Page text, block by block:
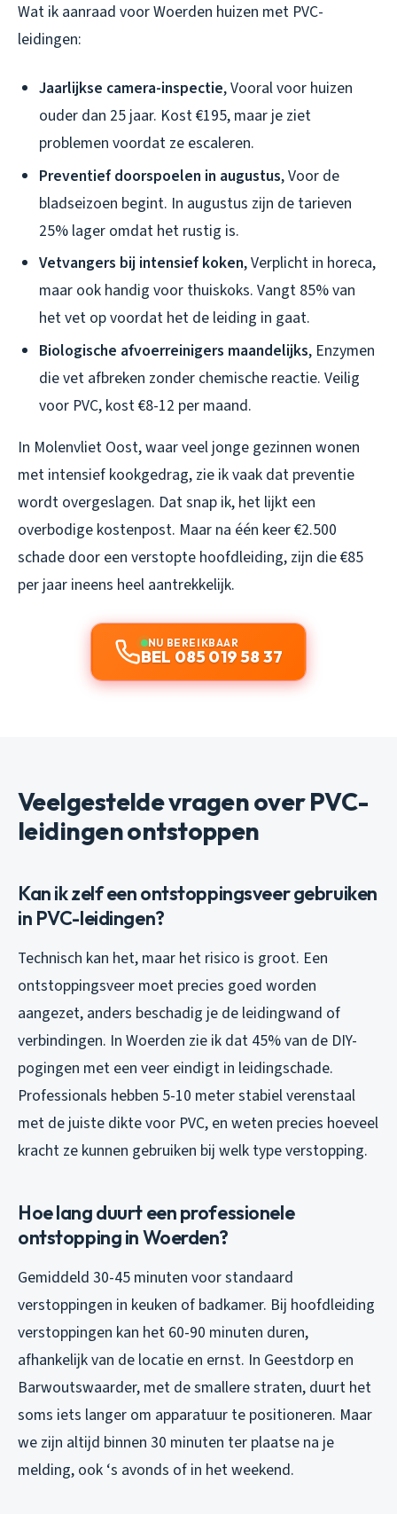
Wat ik aanraad voor Woerden huizen met PVC-
leidingen:
Jaarlijkse camera-inspectie, Vooral voor huizen
ouder dan 25 jaar. Kost €195, maar je ziet
problemen voordat ze escaleren.
Preventief doorspoelen in augustus, Voor de
bladseizoen begint. In augustus zijn de tarieven
25% lager omdat het rustig is.
Vetvangers bij intensief koken, Verplicht in horeca,
maar ook handig voor thuiskoks. Vangt 85% van
het vet op voordat het de leiding in gaat.
Biologische afvoerreinigers maandelijks, Enzymen
die vet afbreken zonder chemische reactie. Veilig
voor PVC, kost €8-12 per maand.
In Molenvliet Oost, waar veel jonge gezinnen wonen
met intensief kookgedrag, zie ik vaak dat preventie
wordt overgeslagen. Dat snap ik, het lijkt een
overbodige kostenpost. Maar na één keer €2.500
schade door een verstopte hoofdleiding, zijn die €85
per jaar ineens heel aantrekkelijk.
NU BEREIKBAAR
BEL 085 019 58 37
Veelgestelde vragen over PVC-
leidingen ontstoppen
Kan ik zelf een ontstoppingsveer gebruiken
in PVC-leidingen?
Technisch kan het, maar het risico is groot. Een
ontstoppingsveer moet precies goed worden
aangezet, anders beschadig je de leidingwand of
verbindingen. In Woerden zie ik dat 45% van de DIY-
pogingen met een veer eindigt in leidingschade.
Professionals hebben 5-10 meter stabiel verenstaal
met de juiste dikte voor PVC, en weten precies hoeveel
kracht ze kunnen gebruiken bij welk type verstopping.
Hoe lang duurt een professionele
ontstopping in Woerden?
Gemiddeld 30-45 minuten voor standaard
verstoppingen in keuken of badkamer. Bij hoofdleiding
verstoppingen kan het 60-90 minuten duren,
afhankelijk van de locatie en ernst. In Geestdorp en
Barwoutswaarder, met de smallere straten, duurt het
soms iets langer om apparatuur te positioneren. Maar
we zijn altijd binnen 30 minuten ter plaatse na je
melding, ook ‘s avonds of in het weekend.